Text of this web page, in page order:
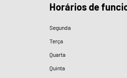
Horários de
Segunda
Terça
Quarta
Quinta